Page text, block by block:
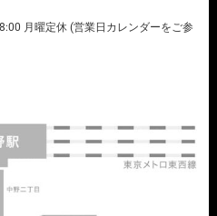
月曜定休 (営業日カレンダーをご参